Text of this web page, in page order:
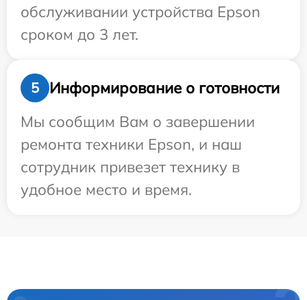
обслуживании устройства Epson
сроком до 3 лет.
5
Информирование о готовности
Мы сообщим Вам о завершении
ремонта техники Epson, и наш
сотрудник привезет технику в
удобное место и время.